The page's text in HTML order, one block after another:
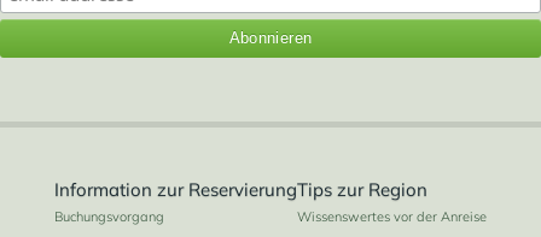
Information zur Reservierung
Buchungsvorgang
Tips zur Region
Wissenswertes vor der Anreise